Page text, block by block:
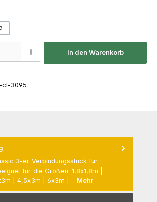
In den Warenkorb
cl-3095
3-er Verbindungsstück für
für die Größen: 1,8x1,8m |
| 4,5x3m | 6x3m |… Mehr